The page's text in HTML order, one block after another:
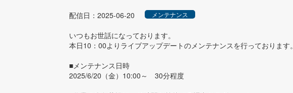
配信日：2025-06-20 メンテナンス
いつもお世話になっております。
本日10：00よりライブアップデートのメンテナンスを行っております。
■メンテナンス日時
2025/6/20（金）10:00～ 30分程度